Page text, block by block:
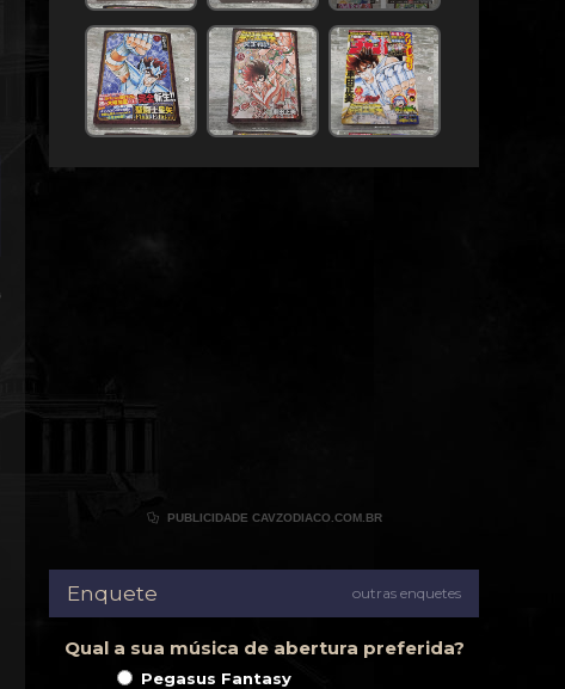
 PUBLICIDADE CAVZODIACO.COM.BR
Enquete outras enquetes
Qual a sua música de abertura preferida?
Pegasus Fantasy